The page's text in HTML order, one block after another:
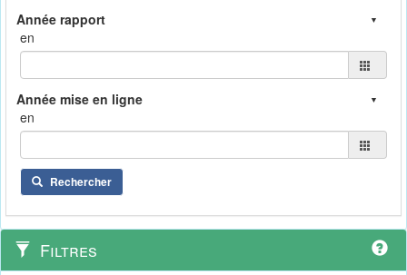
en
en
Rechercher
Filtres